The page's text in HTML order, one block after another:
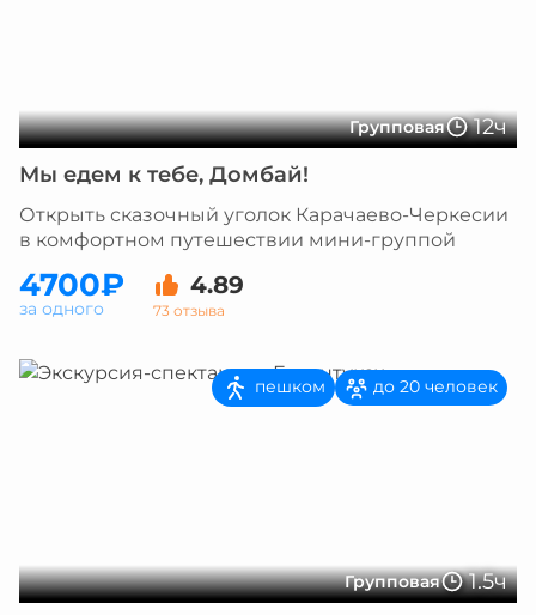
Групповая
12ч
Мы едем к тебе, Домбай!
Открыть сказочный уголок Карачаево-Черкесии
в комфортном путешествии мини-группой
4700₽ 4.89
73 отзыва
за одного
Групповая 1.5ч
пешком до 20 человек